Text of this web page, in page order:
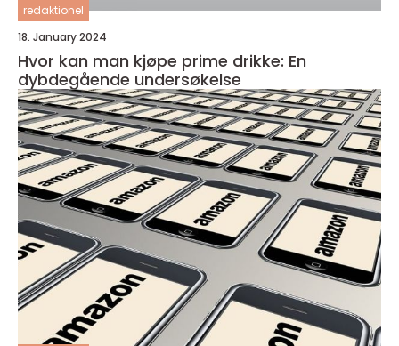
redaktionel
18. January 2024
Hvor kan man kjøpe prime drikke: En
dybdegående undersøkelse